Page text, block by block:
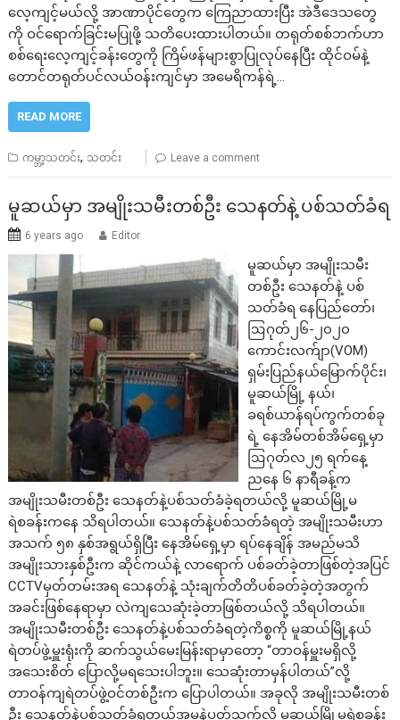
လေ့ကျင့်မယ်လို့ အာဏာပိုင်တွေက ကြေညာထားပြီး အဲဒီဒေသတွေ
ကို ဝင်ရောက်ခြင်းမပြုဖို့ သတိပေးထားပါတယ်။ တရုတ်စစ်ဘက်ဟာ
စစ်ရေးလေ့ကျင့်ခန်းတွေကို ကြိမ်ဖန်များစွာပြုလုပ်နေပြီး ထိုင်ဝမ်နဲ့
တောင်တရုတ်ပင်လယ်ဝန်းကျင်မှာ အမေရိကန်ရဲ့…
READ MORE
ကမ္ဘာ့သတင်း, သတင်း Leave a comment
မူဆယ်မှာ အမျိုးသမီးတစ်ဦး သေနတ်နဲ့ ပစ်သတ်ခံရ
6 years ago Editor
မူဆယ်မှာ အမျိုးသမီး
တစ်ဦး သေနတ်နဲ့ ပစ်
သတ်ခံရ နေပြည်တော်၊
ဩဂုတ်၂၆-၂၀၂၀
ကောင်းလက်ျာ(VOM)
ရှမ်းပြည်နယ်မြောက်ပိုင်း၊
မူဆယ်မြို့ နယ်၊
ခရစ်ယာန်ရပ်ကွက်တစ်ခု
ရဲ့ နေအိမ်တစ်အိမ်ရှေ့မှာ
ဩဂုတ်လ၂၅ ရက်နေ့
ညနေ ၆ နာရီခန့်က
အမျိုးသမီးတစ်ဦး သေနတ်နဲ့ပစ်သတ်ခံခဲ့ရတယ်လို့ မူဆယ်မြို့မ
ရဲစခန်းကနေ သိရပါတယ်။ သေနတ်နဲ့ပစ်သတ်ခံရတဲ့ အမျိုးသမီးဟာ
အသက် ၅၈ နှစ်အရွယ်ရှိပြီး နေအိမ်ရှေ့မှာ ရပ်နေချိန် အမည်မသိ
အမျိုးသားနှစ်ဦးက ဆိုင်ကယ်နဲ့ လာရောက် ပစ်ခတ်ခဲ့တာဖြစ်တဲ့အပြင်
CCTVမှတ်တမ်းအရ သေနတ်နဲ့ သုံးချက်တိတိပစ်ခတ်ခဲ့တဲ့အတွက်
အခင်းဖြစ်နေရာမှာ လဲကျသေဆုံးခဲ့တာဖြစ်တယ်လို့ သိရပါတယ်။
အမျိုးသမီးတစ်ဦး သေနတ်နဲ့ပစ်သတ်ခံရတဲ့ကိစ္စကို မူဆယ်မြို့နယ်
ရဲတပ်ဖွဲ့မှူးရုံးကို ဆက်သွယ်မေးမြန်းရာမှာတော့ “‌တာဝန်မှူးမရှိလို့
အသေးစိတ် ပြောလို့မရသေးပါဘူး။ သေဆုံးတာမှန်ပါတယ်”လို့
တာဝန်ကျရဲတပ်ဖွဲ့ဝင်တစ်ဦးက ပြောပါတယ်။ အခုလို အမျိုးသမီးတစ်
ဦး သေနတ်နဲ့ပစ်သတ်ခံရတယ့်အမှုနဲ့ပတ်သက်လို့ မူဆယ်မြို့မရဲစခန်း